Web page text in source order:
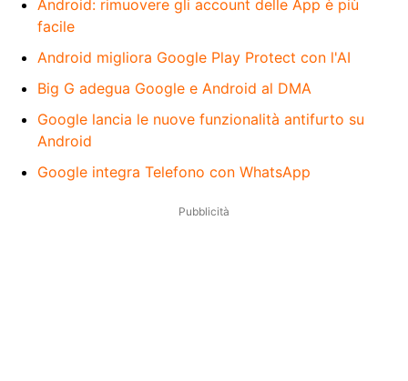
Android: rimuovere gli account delle App è più
facile
Android migliora Google Play Protect con l'AI
Big G adegua Google e Android al DMA
Google lancia le nuove funzionalità antifurto su
Android
Google integra Telefono con WhatsApp
Pubblicità